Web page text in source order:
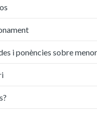
i ponències sobre